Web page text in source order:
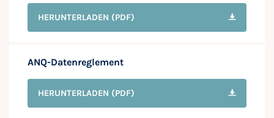
HERUNTERLADEN (PDF)
ANQ-Datenreglement
HERUNTERLADEN (PDF)